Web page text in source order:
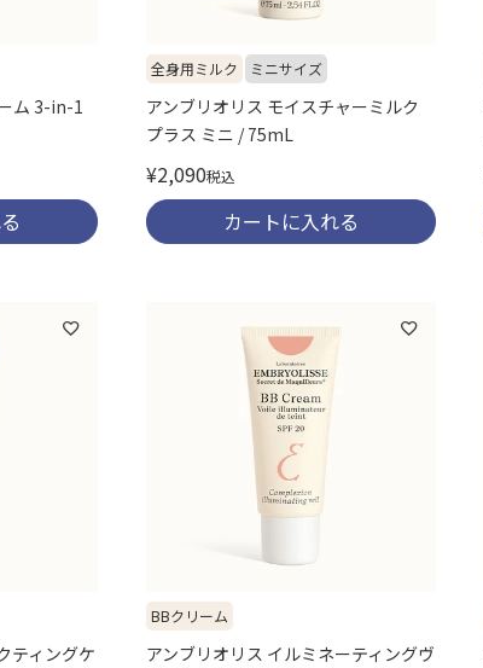
ム 3-in-1
全身用ミルク ミニサイズ
アンブリオリス モイスチャーミルク
プラス ミニ / 75mL
¥2,090税込
カートに入れる
ティングケ
BBクリーム
アンブリオリス イルミネーティングヴ